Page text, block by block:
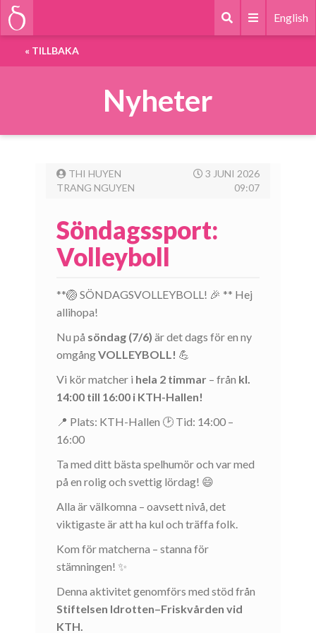
English
« TILLBAKA
Nyheter
THI HUYEN
TRANG NGUYEN
3 JUNI 2026
09:07
Söndagssport:
Volleyboll
**🏐 SÖNDAGSVOLLEYBOLL! 🎉 ** Hej
allihopa!
Nu på söndag (7/6) är det dags för en ny
omgångVOLLEYBOLL! 💪
Vi kör matcher i hela 2 timmar – från kl.
14:00 till 16:00 i KTH-Hallen!
📍 Plats: KTH-Hallen 🕑 Tid: 14:00 –
16:00
Ta med ditt bästa spelhumör och var med
på en rolig och svettig lördag! 😄
Alla är välkomna – oavsett nivå, det
viktigaste är att ha kul och träffa folk.
Kom för matcherna – stanna för
stämningen! ✨
Denna aktivitet genomförs med stöd från
Stiftelsen Idrotten–Friskvården vid
KTH.